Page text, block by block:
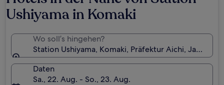
Ushiyama in Komaki
Wo soll’s hingehen?
Station Ushiyama, Komaki, Präfektur Aichi, Japan
Daten
Sa., 22. Aug. - So., 23. Aug.